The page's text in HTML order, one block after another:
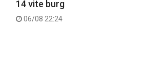
14 vite burg
06/08 22:24